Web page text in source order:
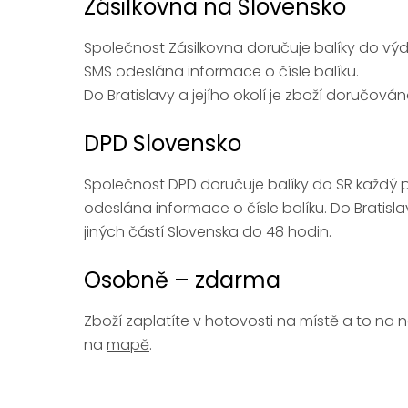
Zásilkovna na Slovensko
Společnost Zásilkovna doručuje balíky do
SMS odeslána informace o čísle balíku.
Do Bratislavy a jejího okolí je zboží
DPD Slovensko
Společnost DPD doručuje balíky do SR
odeslána informace o čísle balíku. Do
jiných částí Slovenska do 48 hodin.
Osobně – zdarma
Zboží zaplatíte v hotovosti na místě a to na
na mapě.